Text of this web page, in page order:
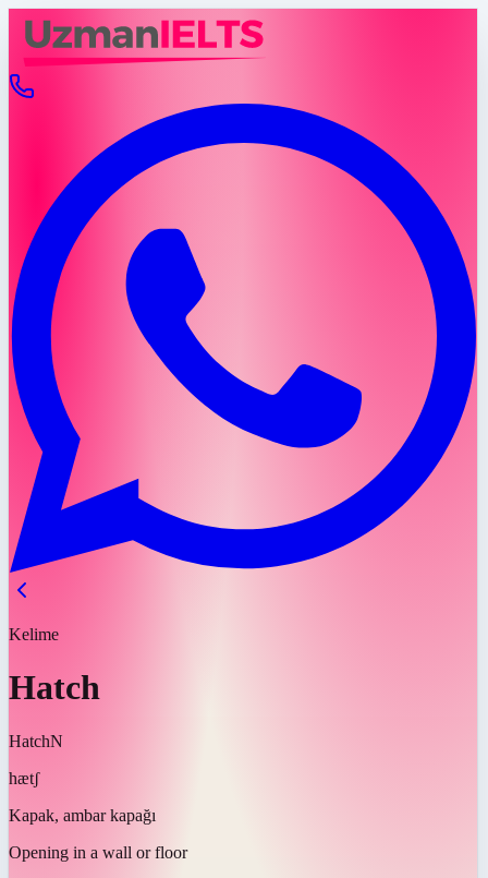
Kelime
Hatch
HatchN
hætʃ
Kapak, ambar kapağı
Opening in a wall or floor